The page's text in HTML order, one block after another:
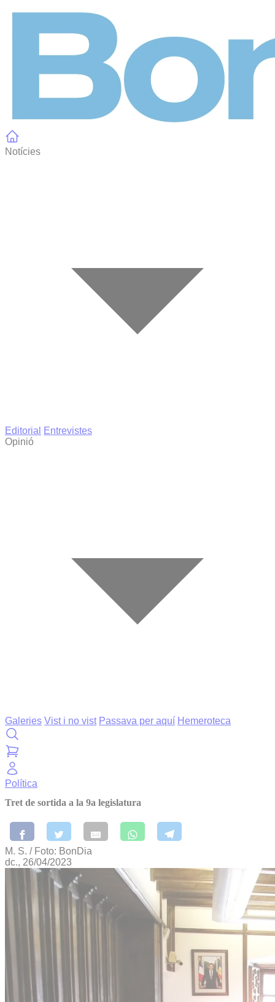
Notícies
Editorial
Entrevistes
Opinió
Galeries Vist i no vist Passava per aquí Hemeroteca
Política
Tret de sortida a la 9a legislatura
M. S. / Foto: BonDia
dc., 26/04/2023